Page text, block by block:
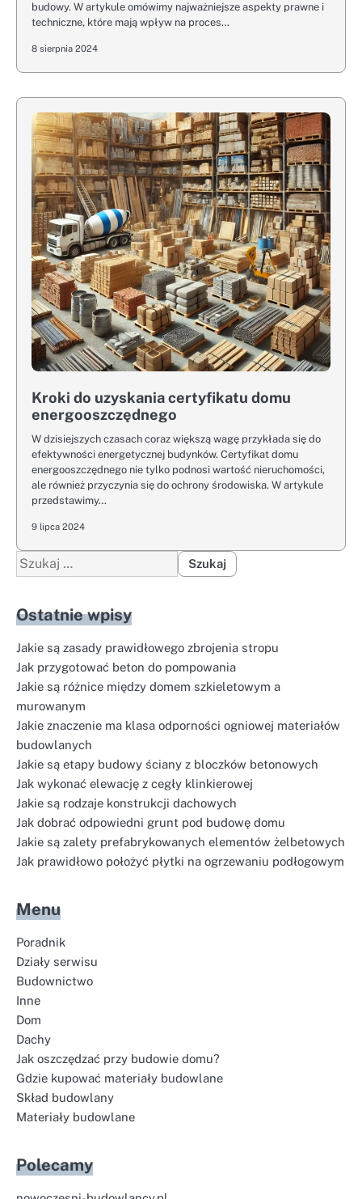
budowy. W artykule omówimy najważniejsze aspekty prawne i
techniczne, które mają wpływ na proces…
8 sierpnia 2024
Kroki do uzyskania certyfikatu domu
energooszczędnego
W dzisiejszych czasach coraz większą wagę przykłada się do
efektywności energetycznej budynków. Certyfikat domu
energooszczędnego nie tylko podnosi wartość nieruchomości,
ale również przyczynia się do ochrony środowiska. W artykule
przedstawimy…
9 lipca 2024
Szukaj:
Ostatnie wpisy
Jakie są zasady prawidłowego zbrojenia stropu
Jak przygotować beton do pompowania
Jakie są różnice między domem szkieletowym a
murowanym
Jakie znaczenie ma klasa odporności ogniowej materiałów
budowlanych
Jakie są etapy budowy ściany z bloczków betonowych
Jak wykonać elewację z cegły klinkierowej
Jakie są rodzaje konstrukcji dachowych
Jak dobrać odpowiedni grunt pod budowę domu
Jakie są zalety prefabrykowanych elementów żelbetowych
Jak prawidłowo położyć płytki na ogrzewaniu podłogowym
Menu
Poradnik
Działy serwisu
Budownictwo
Inne
Dom
Dachy
Jak oszczędzać przy budowie domu?
Gdzie kupować materiały budowlane
Skład budowlany
Materiały budowlane
Polecamy